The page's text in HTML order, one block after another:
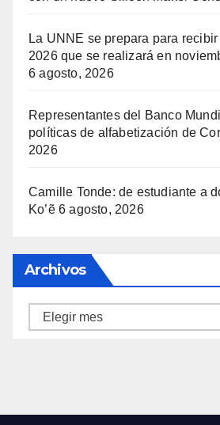
La UNNE se prepara para
2026 que se realizará en
6 agosto, 2026
Representantes del Banco
políticas de alfabetización de
2026
Camille Tonde: de estudiante a
Ko’ẽ 6 agosto, 2026
Archivos
Archivos